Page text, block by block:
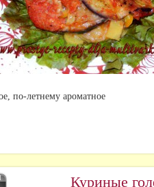
по-летнему ароматное
Куриные